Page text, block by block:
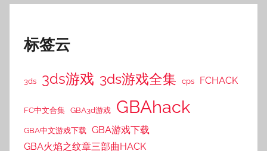
标签云
3ds 3ds游戏 3ds游戏全集 cps FCHACK
FC中文合集 GBA3d游戏 GBAhack
GBA中文游戏下载 GBA游戏下载
GBA火焰之纹章三部曲HACK